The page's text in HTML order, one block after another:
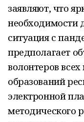
заявляют, что
необходимости
ситуация с
предполагает
волонтеров
образований
электронной
методического